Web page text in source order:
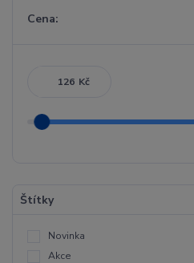
Cena:
Kč
Štítky
Novinka
Akce